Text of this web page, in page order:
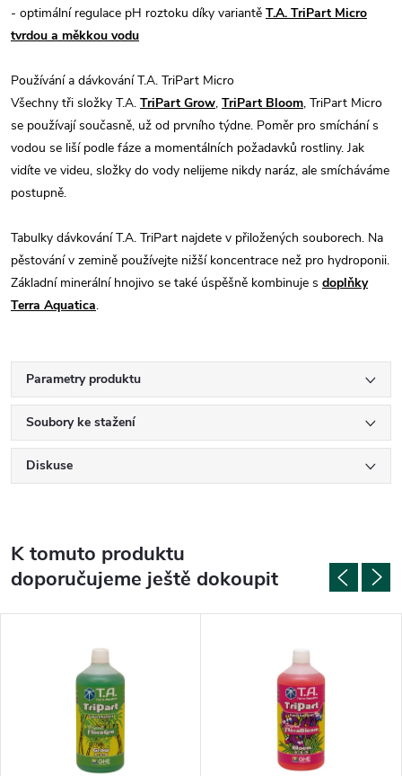
- optimální regulace pH roztoku díky variantě T.A. TriPart Micro
tvrdou a měkkou vodu
Používání a dávkování T.A. TriPart Micro
Všechny tři složky T.A. TriPart Grow, TriPart Bloom, TriPart Micro
se používají současně, už od prvního týdne. Poměr pro smíchání s
vodou se liší podle fáze a momentálních požadavků rostliny. Jak
vidíte ve videu, složky do vody nelijeme nikdy naráz, ale smícháváme
postupně.
Tabulky dávkování T.A. TriPart najdete v přiložených souborech. Na
pěstování v zemině používejte nižší koncentrace než pro hydroponii.
Základní minerální hnojivo se také úspěšně kombinuje s doplňky
Terra Aquatica.
Parametry produktu
Soubory ke stažení
Diskuse
K tomuto produktu
doporučujeme ještě dokoupit